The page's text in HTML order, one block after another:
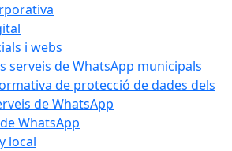
i webs
serveis de WhatsApp municipals
de protecció de dades dels
de WhatsApp
WhatsApp
local